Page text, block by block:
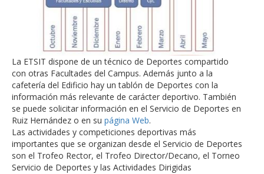
La ETSIT dispone de un técnico de Deportes compartido
con otras Facultades del Campus. Además junto a la
cafetería del Edificio hay un tablón de Deportes con la
información más relevante de carácter deportivo. También
se puede solicitar información en el Servicio de Deportes en
Ruiz Hernández o en su página Web.
Las actividades y competiciones deportivas más
importantes que se organizan desde el Servicio de Deportes
son el Trofeo Rector, el Trofeo Director/Decano, el Torneo
Servicio de Deportes y las Actividades Dirigidas